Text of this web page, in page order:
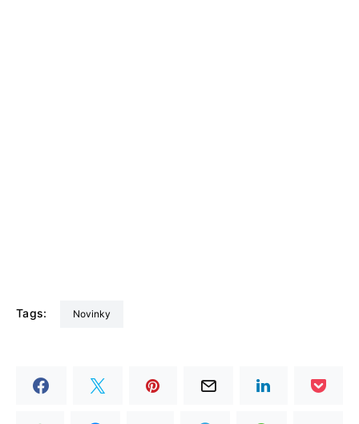
Tags: Novinky